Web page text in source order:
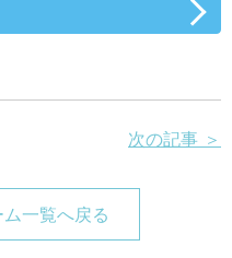
次の記事 ＞
一覧へ戻る